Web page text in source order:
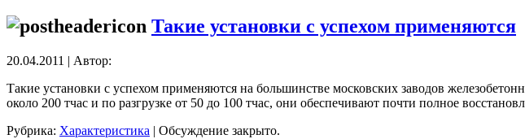
Такие установки с успехом применяются
20.04.2011 | Автор:
Такие установки с успехом применяются на большинстве московских заводов
около 200 тчас и по разгрузке от 50 до 100 тчас, они обеспечивают почти полное
Рубрика: Характеристика | Обсуждение закрыто.